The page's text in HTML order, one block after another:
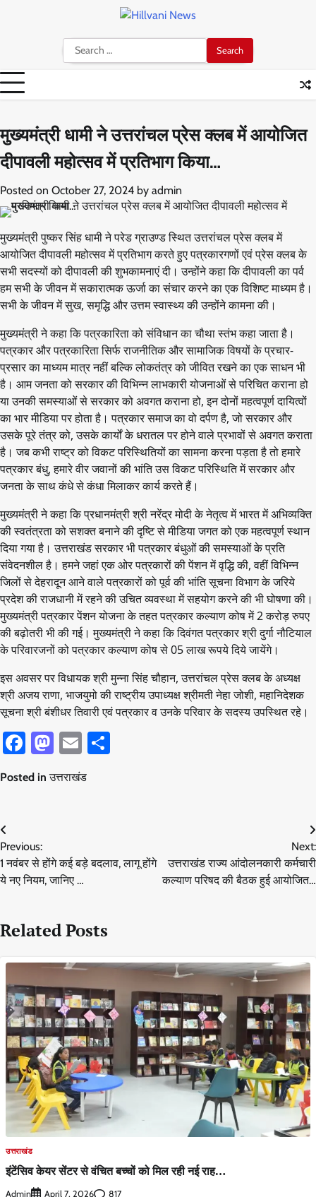
Search
for:
मुख्यमंत्री धामी ने उत्तरांचल प्रेस क्लब में आयोजित
दीपावली महोत्सव में प्रतिभाग किया…
Posted on October 27, 2024 by admin
मुख्यमंत्री पुष्कर सिंह धामी ने परेड ग्राउण्ड स्थित उत्तरांचल प्रेस क्लब में
आयोजित दीपावली महोत्सव में प्रतिभाग करते हुए पत्रकारगणों एवं प्रेस क्लब के
सभी सदस्यों को दीपावली की शुभकामनाएं दी। उन्होंने कहा कि दीपावली का पर्व
हम सभी के जीवन में सकारात्मक ऊर्जा का संचार करने का एक विशिष्ट माध्यम है।
सभी के जीवन में सुख, समृद्धि और उत्तम स्वास्थ्य की उन्होंने कामना की।
मुख्यमंत्री ने कहा कि पत्रकारिता को संविधान का चौथा स्तंभ कहा जाता है।
पत्रकार और पत्रकारिता सिर्फ राजनीतिक और सामाजिक विषयों के प्रचार-
प्रसार का माध्यम मात्र नहीं बल्कि लोकतंत्र को जीवित रखने का एक साधन भी
है। आम जनता को सरकार की विभिन्न लाभकारी योजनाओं से परिचित कराना हो
या उनकी समस्याओं से सरकार को अवगत कराना हो, इन दोनों महत्वपूर्ण दायित्वों
का भार मीडिया पर होता है। पत्रकार समाज का वो दर्पण है, जो सरकार और
उसके पूरे तंत्र को, उसके कार्यों के धरातल पर होने वाले प्रभावों से अवगत कराता
है। जब कभी राष्ट्र को विकट परिस्थितियों का सामना करना पड़ता है तो हमारे
पत्रकार बंधु, हमारे वीर जवानों की भांति उस विकट परिस्थिति में सरकार और
जनता के साथ कंधे से कंधा मिलाकर कार्य करते हैं।
मुख्यमंत्री ने कहा कि प्रधानमंत्री श्री नरेंद्र मोदी के नेतृत्व में भारत में अभिव्यक्ति
की स्वतंत्रता को सशक्त बनाने की दृष्टि से मीडिया जगत को एक महत्वपूर्ण स्थान
दिया गया है। उत्तराखंड सरकार भी पत्रकार बंधुओं की समस्याओं के प्रति
संवेदनशील है। हमने जहां एक ओर पत्रकारों की पेंशन में वृद्धि की, वहीं विभिन्न
जिलों से देहरादून आने वाले पत्रकारों को पूर्व की भांति सूचना विभाग के जरिये
प्रदेश की राजधानी में रहने की उचित व्यवस्था में सहयोग करने की भी घोषणा की।
मुख्यमंत्री पत्रकार पेंशन योजना के तहत पत्रकार कल्याण कोष में 2 करोड़ रुपए
की बढ़ोतरी भी की गई। मुख्यमंत्री ने कहा कि दिवंगत पत्रकार श्री दुर्गा नौटियाल
के परिवारजनों को पत्रकार कल्याण कोष से 05 लाख रूपये दिये जायेंगे।
इस अवसर पर विधायक श्री मुन्ना सिंह चौहान, उत्तरांचल प्रेस क्लब के अध्यक्ष
श्री अजय राणा, भाजयुमो की राष्ट्रीय उपाध्यक्ष श्रीमती नेहा जोशी, महानिदेशक
सूचना श्री बंशीधर तिवारी एवं पत्रकार व उनके परिवार के सदस्य उपस्थित रहे।
Facebook
Mastodon
Email
Posted inउत्तराखंड
Post
navigation
Previous:
1 नवंबर से होंगे कई बड़े बदलाव, लागू होंगे
ये नए नियम, जानिए …
Next:
उत्तराखंड राज्य आंदोलनकारी कर्मचारी
कल्याण परिषद की बैठक हुई आयोजित…
Related Posts
उत्तराखंड
इंटेंसिव केयर सेंटर से वंचित बच्चों को मिल रही नई राह…
Admin April 7, 2026 817